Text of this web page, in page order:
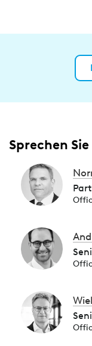
Sprechen